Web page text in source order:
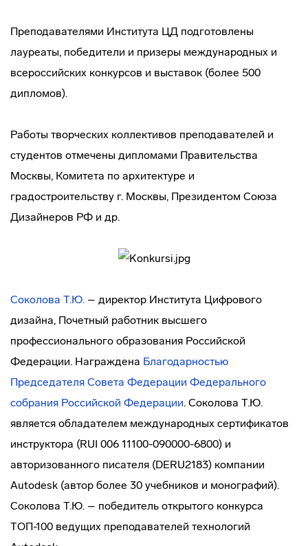
Преподавателями Института ЦД подготовлены
лауреаты, победители и призеры международных и
всероссийских конкурсов и выставок (более 500
дипломов).
Работы творческих коллективов преподавателей и
студентов отмечены дипломами Правительства
Москвы, Комитета по архитектуре и
градостроительству г. Москвы, Президентом Союза
Дизайнеров РФ и др.
Соколова Т.Ю. – директор Института Цифрового
дизайна, Почетный работник высшего
профессионального образования Российской
Федерации. Награждена Благодарностью
Председателя Совета Федерации Федерального
собрания Российской Федерации. Соколова Т.Ю.
является обладателем международных сертификатов
инструктора (RUI 006 11100-090000-6800) и
авторизованного писателя (DERU2183) компании
Autodesk (автор более 30 учебников и монографий).
Соколова Т.Ю. – победитель открытого конкурса
ТОП-100 ведущих преподавателей технологий